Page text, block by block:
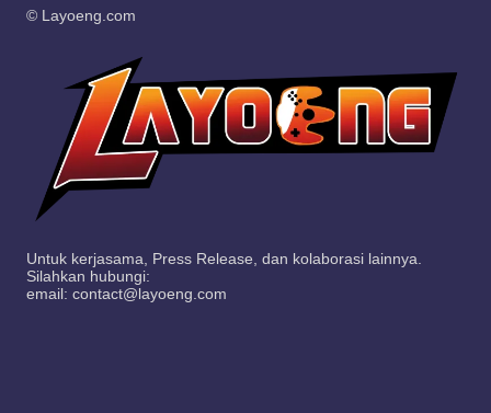
© Layoeng.com
Untuk kerjasama, Press Release, dan kolaborasi lainnya.
Silahkan hubungi:
email: contact@layoeng.com